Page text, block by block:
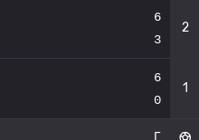
6
3
2
6
0
1